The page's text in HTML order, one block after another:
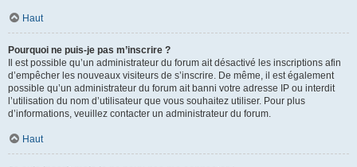
Haut
Pourquoi ne puis-je pas m’inscrire ?
Il est possible qu’un administrateur du forum ait désactivé les inscriptions afin
d’empêcher les nouveaux visiteurs de s’inscrire. De même, il est également
possible qu’un administrateur du forum ait banni votre adresse IP ou interdit
l’utilisation du nom d’utilisateur que vous souhaitez utiliser. Pour plus
d’informations, veuillez contacter un administrateur du forum.
Haut